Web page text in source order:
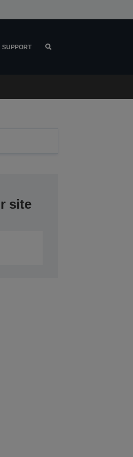
SUPPORT
site